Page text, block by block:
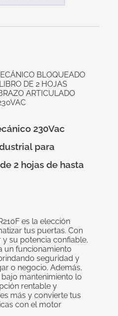
BLOQUEADO
DE 2 HOJAS
ARTICULADO
230Vac
para
2 hojas de hasta
es la elección
tus puertas. Con
su potencia confiable,
un funcionamiento
seguridad y
o negocio. Además,
mantenimiento lo
rentable y
más y convierte tus
con el motor